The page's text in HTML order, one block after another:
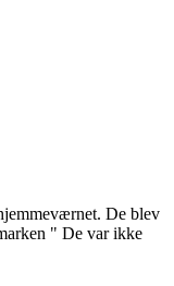
De blev
" De var ikke